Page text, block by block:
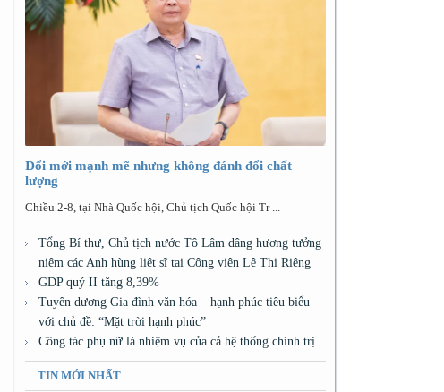
Đổi mới mạnh mẽ nhưng không đánh đổi chất
lượng
Chiều 2-8, tại Nhà Quốc hội, Chủ tịch Quốc hội Tr ...
Tổng Bí thư, Chủ tịch nước Tô Lâm dâng hương tưởng
niệm các Anh hùng liệt sĩ tại Công viên Lê Thị Riêng
GDP quý II tăng 8,39%
Tuyên dương Gia đình văn hóa – hạnh phúc tiêu biểu
với chủ đề: “Mặt trời hạnh phúc”
Công tác phụ nữ là nhiệm vụ của cả hệ thống chính trị
TIN MỚI NHẤT